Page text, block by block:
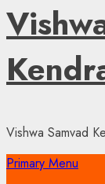
Vishwa Samvad
Primary Menu